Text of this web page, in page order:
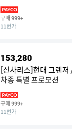
구매 999+
11번가
153,280
[신차리스]현대 그랜저
차종 특별 프로모션
구매 999+
11번가